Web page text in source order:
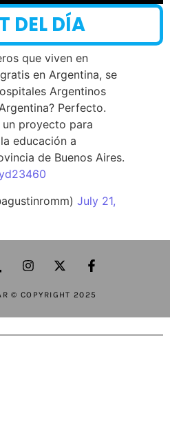
DEL DÍA
que viven en
en Argentina, se
Argentinos
Perfecto.
proyecto para
educación a
de Buenos Aires.
July 21,
© COPYRIGHT 2025